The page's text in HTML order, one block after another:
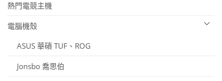
熱門電競主機
電腦機殼
ASUS 華碩 TUF、ROG
Jonsbo 喬思伯